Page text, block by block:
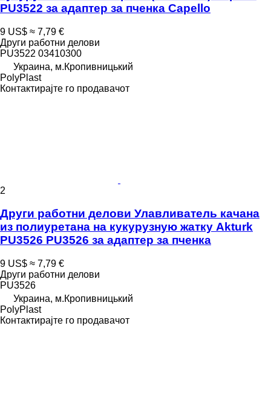
PU3522 за адаптер за пченка Capello
9 US$ ≈ 7,79 €
Други работни делови
PU3522 03410300
Украина, м.Кропивницький
PolyPlast
Контактирајте го продавачот
2
Други работни делови Улавливатель качана
из полиуретана на кукурузную жатку Akturk
РU3526 РU3526 за адаптер за пченка
9 US$ ≈ 7,79 €
Други работни делови
РU3526
Украина, м.Кропивницький
PolyPlast
Контактирајте го продавачот